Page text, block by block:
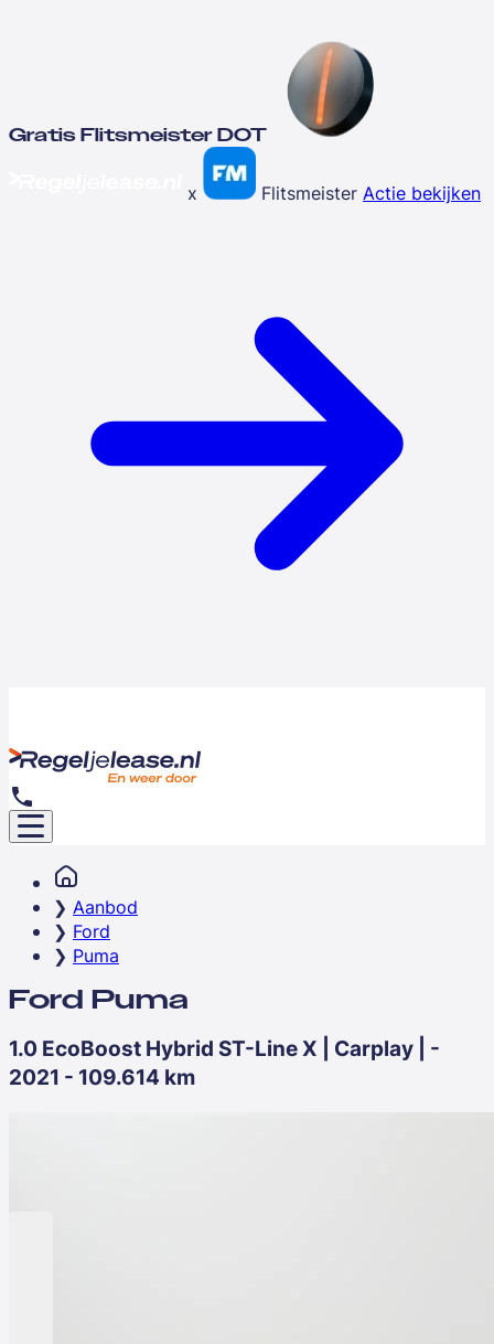
Gratis Flitsmeister DOT
x Flitsmeister Actie bekijken
Aanbod
Ford
Puma
Ford Puma
1.0 EcoBoost Hybrid ST-Line X | Carplay | -
2021 - 109.614 km